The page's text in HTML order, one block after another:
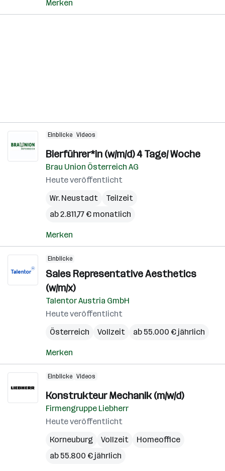
Merken
Einblicke Videos
Bierführer*in (w/m/d) 4 Tage/ Woche
Brau Union Österreich AG
Heute veröffentlicht
Wr. Neustadt
Teilzeit
ab 2.811,77 € monatlich
Merken
Einblicke
Sales Representative Aesthetics
(w/m/x)
Talentor Austria GmbH
Heute veröffentlicht
Österreich
Vollzeit ab 55.000 € jährlich
Merken
Einblicke Videos
Konstrukteur Mechanik (m/w/d)
Firmengruppe Liebherr
Heute veröffentlicht
Korneuburg
Vollzeit
Homeoffice
ab 55.800 € jährlich